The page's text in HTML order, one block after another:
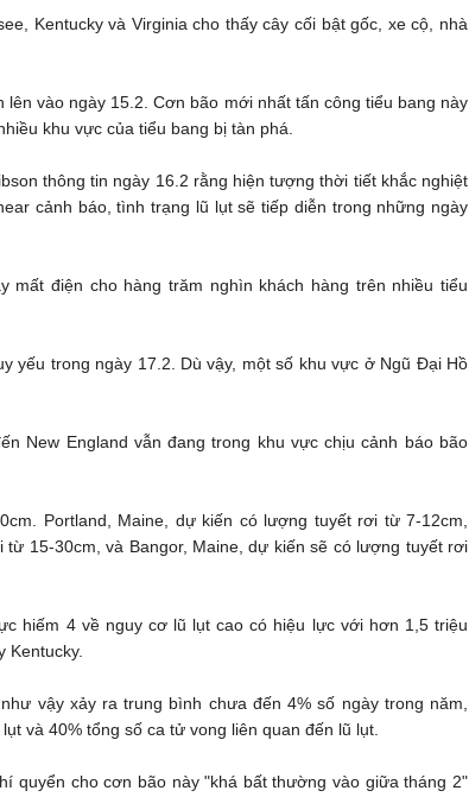
Kentucky và Virginia cho thấy cây cối bật gốc, xe cộ, nhà
vào ngày 15.2. Cơn bão mới nhất tấn công tiểu bang này
khu vực của tiểu bang bị tàn phá.
thông tin ngày 16.2 rằng hiện tượng thời tiết khắc nghiệt
cảnh báo, tình trạng lũ lụt sẽ tiếp diễn trong những ngày
điện cho hàng trăm nghìn khách hàng trên nhiều tiểu
yếu trong ngày 17.2. Dù vậy, một số khu vực ở Ngũ Đại Hồ
New England vẫn đang trong khu vực chịu cảnh báo bão
Portland, Maine, dự kiến ​​có lượng tuyết rơi từ 7-12cm,
15-30cm, và Bangor, Maine, dự kiến ​​sẽ có lượng tuyết rơi
hiếm 4 về nguy cơ lũ lụt cao có hiệu lực với hơn 1,5 triệu
Kentucky.
vậy xảy ra trung bình chưa đến 4% số ngày trong năm,
và 40% tổng số ca tử vong liên quan đến lũ lụt.
quyển cho cơn bão này "khá bất thường vào giữa tháng 2"